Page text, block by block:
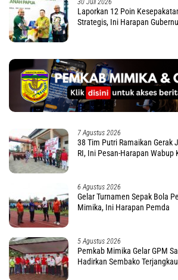
Laporkan 12 Poin
Strategis, Ini Harapan
7 Agustus 2026
38 Tim Putri Ramaikan Gerak
RI, Ini Pesan-Harapan Wabup
6 Agustus 2026
Gelar Turnamen Sepak Bola
Mimika, Ini Harapan Pemda
5 Agustus 2026
Pemkab Mimika Gelar GPM
Hadirkan Sembako Terjangkau